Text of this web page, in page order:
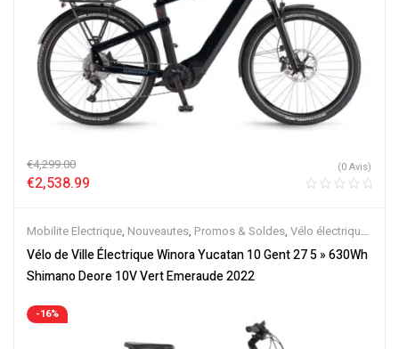
€4,299.00
€2,538.99
(0 Avis)
Mobilite Electrique, Nouveautes, Promos & Soldes, Vélo électrique
ville,Velos Electriques
Vélo de Ville Électrique Winora Yucatan 10 Gent 27 5 » 630Wh
Shimano Deore 10V Vert Emeraude 2022
-16%